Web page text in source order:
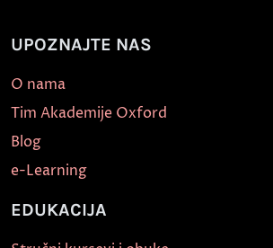
UPOZNAJTE NAS
O nama
Tim Akademije Oxford
Blog
e-Learning
EDUKACIJA